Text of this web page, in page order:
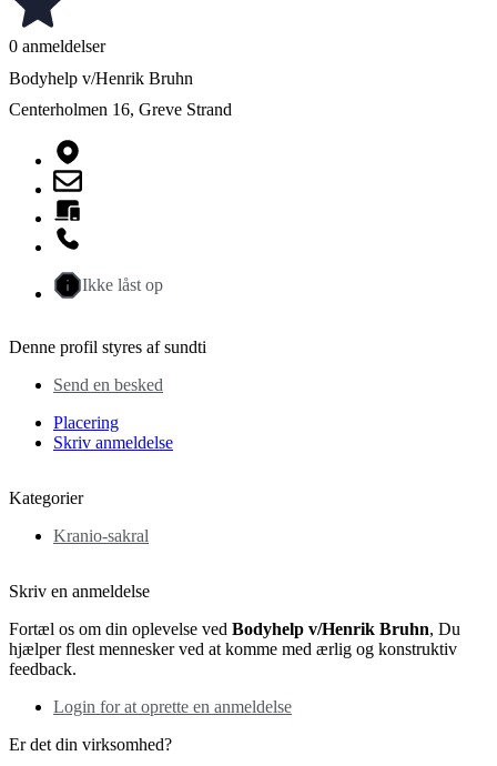
0 anmeldelser
Bodyhelp v/Henrik Bruhn
Centerholmen 16, Greve Strand
Ikke låst op
Denne profil styres af sundti
Send en besked
Placering
Skriv anmeldelse
Kategorier
Kranio-sakral
Skriv en anmeldelse
Fortæl os om din oplevelse ved Bodyhelp v/Henrik Bruhn, Du
hjælper flest mennesker ved at komme med ærlig og konstruktiv
feedback.
Login for at oprette en anmeldelse
Er det din virksomhed?